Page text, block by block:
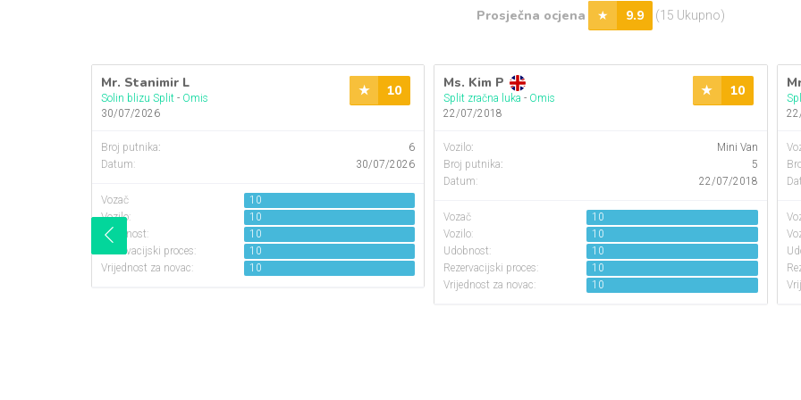
Prosječna ocjena 9.9 (15 Ukupno)
Mr. Stanimir L
Solin blizu Split - Omis
30/07/2026
Broj putnika:
6
Datum:
30/07/2026
Vozač
10
Vozilo:
10
Udobnost:
10
Rezervacijski proces:
10
Vrijednost za novac:
10
10 Ms. Kim P
Split zračna luka - Omis
22/07/2018
Vozilo:
Mini Van
Broj putnika:
5
Datum:
22/07/2018
Vozač
10
Vozilo:
10
Udobnost:
10
Rezervacijski proces:
10
Vrijednost za novac:
10
10